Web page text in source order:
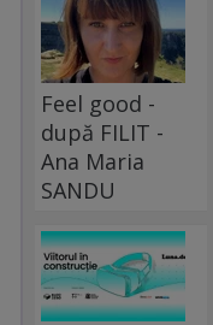
Feel good -
după FILIT -
Ana Maria
SANDU